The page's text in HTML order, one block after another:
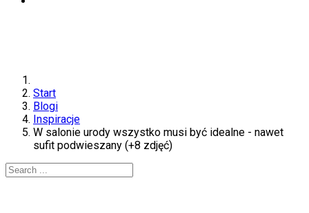
Start
Blogi
Inspiracje
W salonie urody wszystko musi być idealne - nawet
sufit podwieszany (+8 zdjęć)